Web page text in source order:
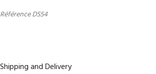
Référence DS54
Shipping and Delivery